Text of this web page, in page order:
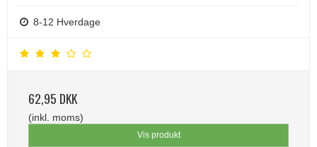
8-12 Hverdage
62,95 DKK
(inkl. moms)
Vis produkt